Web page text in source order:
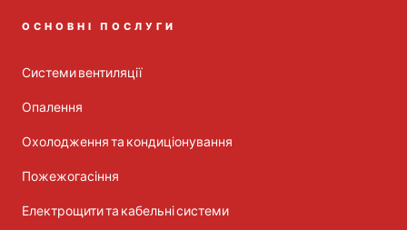
ОСНОВНІ ПОСЛУГИ
Системи вентиляції
Опалення
Охолодження та кондиціонування
Пожежогасіння
Електрощити та кабельні системи